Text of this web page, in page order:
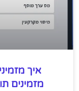
איך
מזמינים